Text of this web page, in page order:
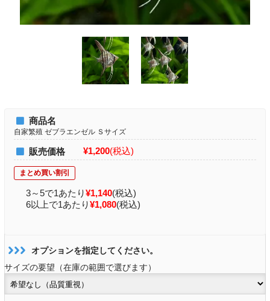
商品名
自家繁殖 ゼブラエンゼル Ｓサイズ
販売価格 ¥1,200(税込)
3～5で1あたり¥1,140(税込)
6以上で1あたり¥1,080(税込)
オプションを指定してください。
サイズの要望（在庫の範囲で選びます）